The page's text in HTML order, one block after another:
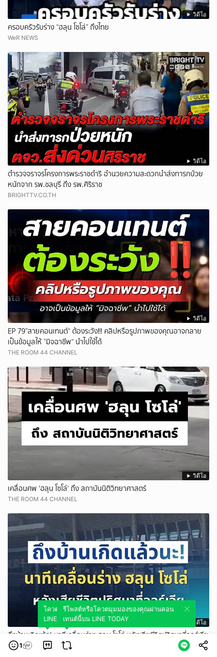
วิดีโอ
ครอบครัวรับร่าง “ฮลุน โซโล่” ถึงไทย
WeR NEWS
วิดีโอ
ตำรวจจราจรโครงการพระราชดำริ อำนวยความสะดวกนำส่งทารกป่วย
หนักจาก รพ.ชลบุรี ถึง รพ.ศิริราช
BRIGHTTV.CO.TH
วิดีโอ
EP 79”สายคอนเทนต์“ ต้องระวัง‼️ คลิปหรือรูปภาพของคุณอาจกลาย
เป็นข้อมูลให้ ”มิจฉาชีพ“ นำไปใช้ได้
THE ROOM 44 CHANNEL
วิดีโอ
เคลื่อนศพ 'ฮลุน โซโล่' ถึง สถาบันนิติวิทยาศาสตร์
THE ROOM 44 CHANNEL
วิดีโอ
ถึงบ้านเกิดแล้ว! นาทีเคลื่อนร่าง ฮลุน โซโล่ หลังเสียชีวิตปริศนาที่จอร์เจีย
สยามนิวส์
1
โควตมุมมองของคุณผ่านคอนเทนต์นี้บน
LINE TODAY
รีโพสต์หรือโควตมุมมองของคุณผ่านคอน
เทนต์นี้บน LINE TODAY